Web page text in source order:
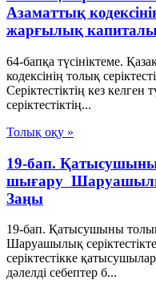
Азаматтық
жарғылық
64-бапқа түсініктеме.
кодексінің толық
Серіктестіктің кез
серіктестіктің...
Толық оқу »
19-бап. Қатысушыны
шығару Шаруашылық
Заңы
19-бап. Қатысушыны
Шаруашылық
серiктестiкке
дәлелдi себептер б...